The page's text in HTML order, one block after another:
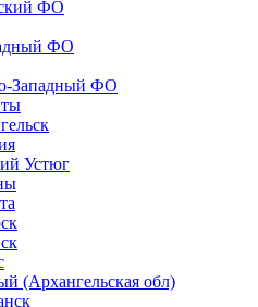
ФО
ФО
Западный ФО
Устюг
(Архангельская обл)